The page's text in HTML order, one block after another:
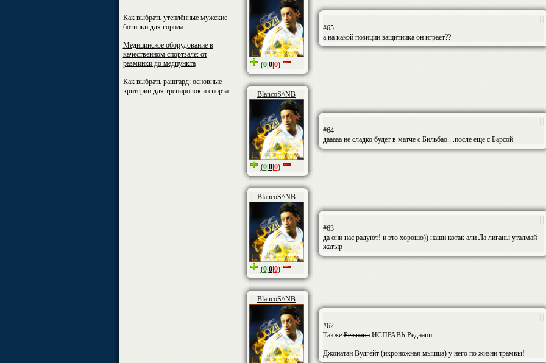
Как выбрать утеплённые мужские
ботинки для города
Медицинское оборудование в
качественном спортзале: от
разминки до медпункта
Как выбрать рашгард: основные
критерии для тренировок и спорта
(0|0|0)
#65
а на какой позиции защитника он играет??
BlancoS^NB
(0|0|0)
#64
дааааа не сладко будет в матче с Бильбао....после еще с Барсой
BlancoS^NB
(0|0|0)
#63
да они нас радуют! и это хорошо)) наши котак али Ла лиганы уталмай
жатыр
BlancoS^NB
#62
ТакжеРежнаппИСПРАВЬ Реднапп
Джонатан Вудгейт (икроножная мышца) у него по жизни трамвы!